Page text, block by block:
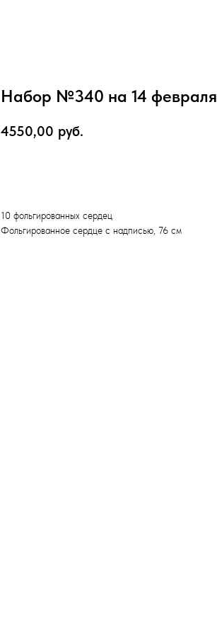
Набор №340 на 14 февраля
4550,00 руб.
10 фольгированных сердец
Фольгированное сердце с надписью, 76 см